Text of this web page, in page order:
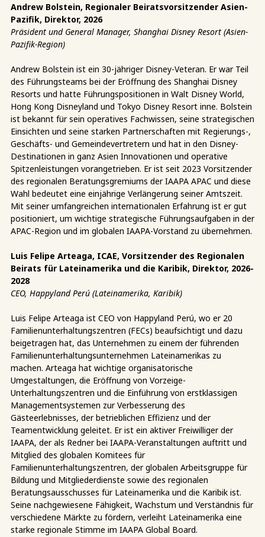
Andrew Bolstein, Regionaler Beiratsvorsitzender Asien-
Pazifik, Direktor, 2026
Präsident und General Manager, Shanghai Disney Resort (Asien-
Pazifik-Region)
Andrew Bolstein ist ein 30-jähriger Disney-Veteran. Er war Teil
des Führungsteams bei der Eröffnung des Shanghai Disney
Resorts und hatte Führungspositionen in Walt Disney World,
Hong Kong Disneyland und Tokyo Disney Resort inne. Bolstein
ist bekannt für sein operatives Fachwissen, seine strategischen
Einsichten und seine starken Partnerschaften mit Regierungs-,
Geschäfts- und Gemeindevertretern und hat in den Disney-
Destinationen in ganz Asien Innovationen und operative
Spitzenleistungen vorangetrieben. Er ist seit 2023 Vorsitzender
des regionalen Beratungsgremiums der IAAPA APAC und diese
Wahl bedeutet eine einjährige Verlängerung seiner Amtszeit.
Mit seiner umfangreichen internationalen Erfahrung ist er gut
positioniert, um wichtige strategische Führungsaufgaben in der
APAC-Region und im globalen IAAPA-Vorstand zu übernehmen.
Luis Felipe Arteaga, ICAE, Vorsitzender des Regionalen
Beirats für Lateinamerika und die Karibik, Direktor, 2026-
2028
CEO, Happyland Perú (Lateinamerika, Karibik)
Luis Felipe Arteaga ist CEO von Happyland Perú, wo er 20
Familienunterhaltungszentren (FECs) beaufsichtigt und dazu
beigetragen hat, das Unternehmen zu einem der führenden
Familienunterhaltungsunternehmen Lateinamerikas zu
machen. Arteaga hat wichtige organisatorische
Umgestaltungen, die Eröffnung von Vorzeige-
Unterhaltungszentren und die Einführung von erstklassigen
Managementsystemen zur Verbesserung des
Gästeerlebnisses, der betrieblichen Effizienz und der
Teamentwicklung geleitet. Er ist ein aktiver Freiwilliger der
IAAPA, der als Redner bei IAAPA-Veranstaltungen auftritt und
Mitglied des globalen Komitees für
Familienunterhaltungszentren, der globalen Arbeitsgruppe für
Bildung und Mitgliederdienste sowie des regionalen
Beratungsausschusses für Lateinamerika und die Karibik ist.
Seine nachgewiesene Fähigkeit, Wachstum und Verständnis für
verschiedene Märkte zu fördern, verleiht Lateinamerika eine
starke regionale Stimme im IAAPA Global Board.